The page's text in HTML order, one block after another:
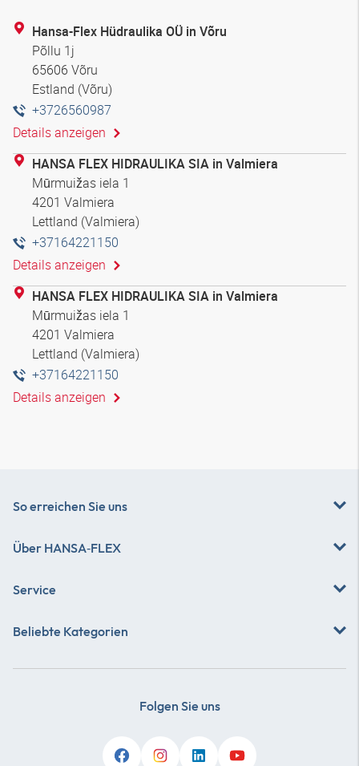
Hansa-Flex Hüdraulika OÜ in Võru
Põllu 1j
65606 Võru
Estland (Võru)
+3726560987
Details anzeigen
HANSA FLEX HIDRAULIKA SIA in Valmiera
Mūrmuižas iela 1
4201 Valmiera
Lettland (Valmiera)
+37164221150
Details anzeigen
HANSA FLEX HIDRAULIKA SIA in Valmiera
Mūrmuižas iela 1
4201 Valmiera
Lettland (Valmiera)
+37164221150
Details anzeigen
So erreichen Sie uns
Über HANSA‑FLEX
Service
Beliebte Kategorien
Folgen Sie uns